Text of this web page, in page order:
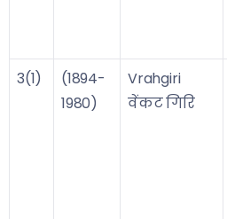
3(1)
(1894-
1980)
Vrahgiri
वेंकट गिरि